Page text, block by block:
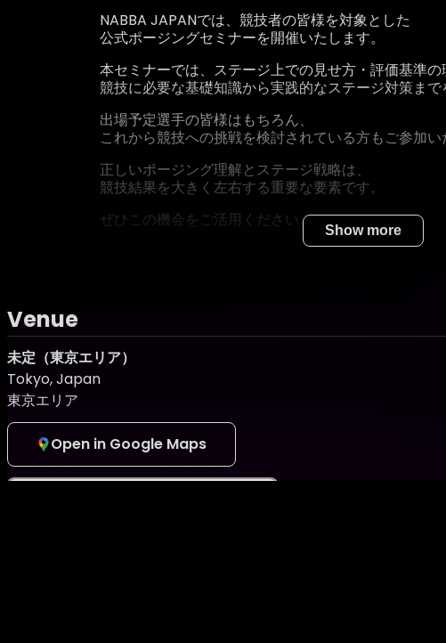
NABBA JAPANでは、競技者の皆様を対象とした
公式ポージングセミナーを開催いたします。
本セミナーでは、ステージ上での見せ方・評価基準の
競技に必要な基礎知識から実践的なステージ対策まで
出場予定選手の皆様はもちろん、
これから競技への挑戦を検討されている方もご参加い
正しいポージング理解とステージ戦略は、
競技結果を大きく左右する重要な要素です。
ぜひこの機会をご活用ください。
両方参加の場合は18000円
■ セミナー内容
【基礎編】約70分
〇 審査基準
〇 ステージング構成
〇 規定ポーズ
〇 ステージ体験
Show more
Venue
未定（東京エリア）
Tokyo, Japan
東京エリア
Open in Google Maps